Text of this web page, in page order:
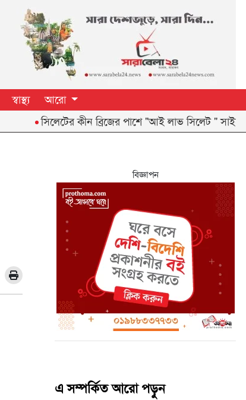
স্বাস্থ্য আরো
‎সিলেটের কীন ব্রিজের পাশে "আই লাভ সিলেট " সাইবোর্ড নিয়ে
বিজ্ঞাপন
এ সম্পর্কিত আরো পড়ুন